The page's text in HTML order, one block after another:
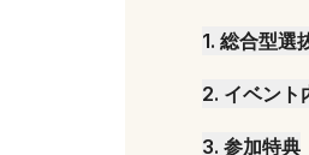
1. 総合型選
2. イベント
3. 参加特典